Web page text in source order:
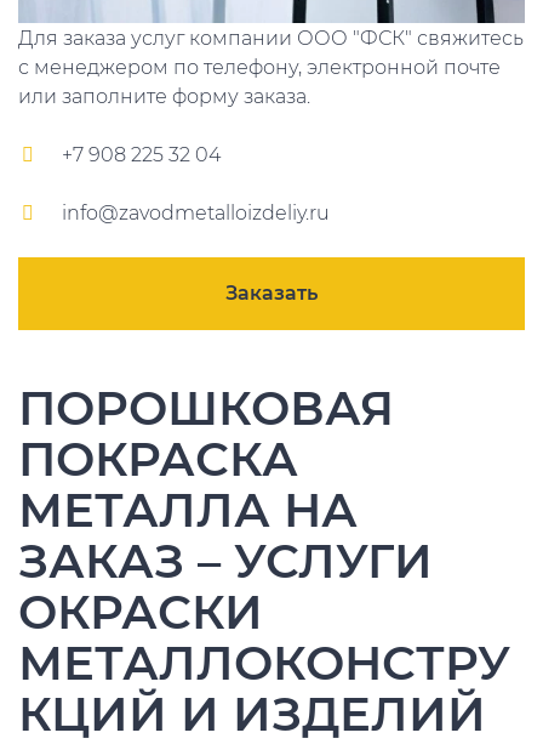
Для заказа услуг компании ООО "ФСК" свяжитесь
с менеджером по телефону, электронной почте
или заполните форму заказа.
+7 908 225 32 04
info@zavodmetalloizdeliy.ru
Заказать
ПОРОШКОВАЯ
ПОКРАСКА
МЕТАЛЛА НА
ЗАКАЗ – УСЛУГИ
ОКРАСКИ
МЕТАЛЛОКОНСТРУ
КЦИЙ И ИЗДЕЛИЙ